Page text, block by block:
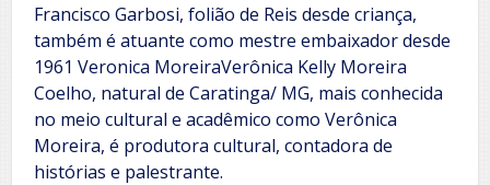
Francisco Garbosi, folião de Reis desde criança,
também é atuante como mestre embaixador desde
1961 Veronica MoreiraVerônica Kelly Moreira
Coelho, natural de Caratinga/ MG, mais conhecida
no meio cultural e acadêmico como Verônica
Moreira, é produtora cultural, contadora de
histórias e palestrante.